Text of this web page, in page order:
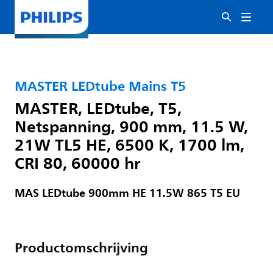
MASTER LEDtube Mains T5
MASTER, LEDtube, T5,
Netspanning, 900 mm, 11.5 W,
21W TL5 HE, 6500 K, 1700 lm,
CRI 80, 60000 hr
MAS LEDtube 900mm HE 11.5W 865 T5 EU
Productomschrijving